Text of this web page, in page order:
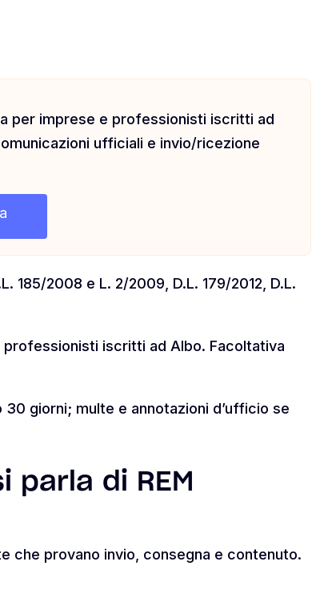
per imprese e professionisti iscritti ad
ufficiali e invio/ricezione
185/2008 e L. 2/2009, D.L. 179/2012, D.L.
iscritti ad Albo. Facoltativa
giorni; multe e annotazioni d’ufficio se
parla di REM
che provano invio, consegna e contenuto.